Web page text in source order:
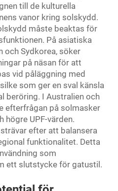
till de kulturella
vanor kring solskydd.
måste beaktas för
På asiatiska
och Sydkorea, söker
på näsan för att
vid påläggning med
som ger en sval känsla
beröring. I Australien och
efterfrågan på solmasker
högre UPF-värden.
efter att balansera
funktionalitet. Detta
som
ett slutstycke för gatustil.